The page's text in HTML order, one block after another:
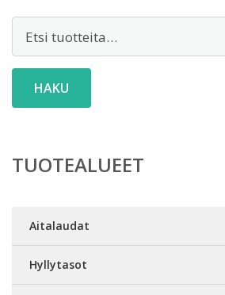
HAKU
TUOTEALUEET
Aitalaudat
Hyllytasot